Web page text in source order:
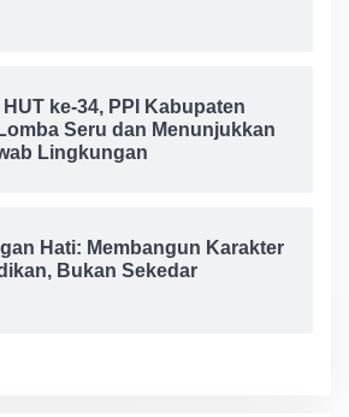
ke-34, PPI Kabupaten
Seru dan Menunjukkan
Lingkungan
Hati: Membangun Karakter
Bukan Sekedar